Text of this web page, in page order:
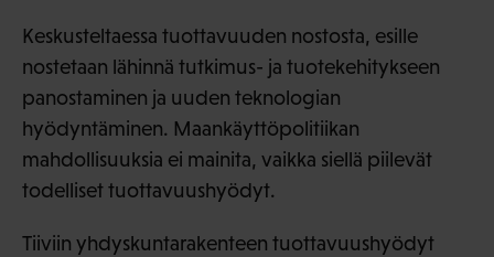
Keskusteltaessa tuottavuuden nostosta, esille
nostetaan lähinnä tutkimus- ja tuotekehitykseen
panostaminen ja uuden teknologian
hyödyntäminen. Maankäyttöpolitiikan
mahdollisuuksia ei mainita, vaikka siellä piilevät
todelliset tuottavuushyödyt.
Tiiviin yhdyskuntarakenteen tuottavuushyödyt